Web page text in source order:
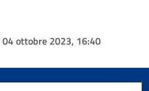
04 ottobre 2023, 16:40